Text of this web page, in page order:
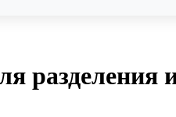
разделения